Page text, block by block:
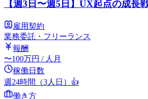
【週3日〜週5日】UX起点の成長
雇用契約
業務委託・フリーランス
報酬
〜100万円 / 人月
稼働日数
週24時間（3人日） 👍
働き方